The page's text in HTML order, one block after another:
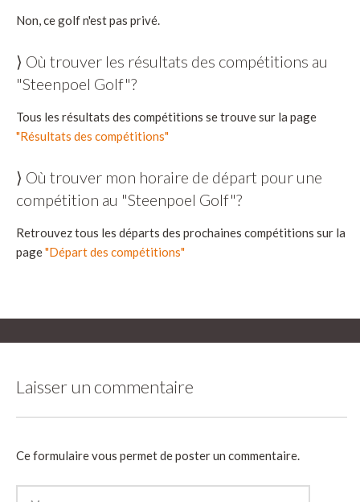
Non, ce golf n'est pas privé.
⟩ Où trouver les résultats des compétitions au
"Steenpoel Golf"?
Tous les résultats des compétitions se trouve sur la page
"Résultats des compétitions"
⟩ Où trouver mon horaire de départ pour une
compétition au "Steenpoel Golf"?
Retrouvez tous les départs des prochaines compétitions sur la
page"Départ des compétitions"
Laisser un commentaire
Ce formulaire vous permet de poster un commentaire.